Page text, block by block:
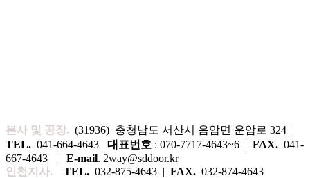
본사 및 공장. (31936) 충청남도 서산시 음암면 운암로 324 |
TEL. 041-664-4643 대표번호 : 070-7717-4643~6 | FAX. 041-
667-4643 | E-mail. 2way@sddoor.kr
인천지사.
TEL. 032-875-4643 | FAX. 032-874-4643